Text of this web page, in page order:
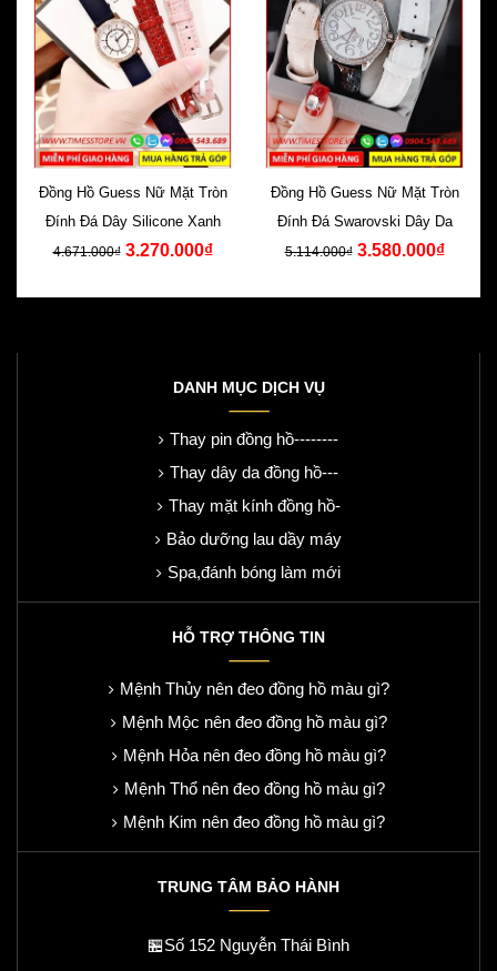
Đồng Hồ Guess Nữ Mặt Tròn
Đính Đá Dây Silicone Xanh
4.671.000₫ 3.270.000₫
Đồng Hồ Guess Nữ Mặt Tròn
Đính Đá Swarovski Dây Da
5.114.000₫ 3.580.000₫
DANH MỤC DỊCH VỤ
Thay pin đồng hồ--------
Thay dây da đồng hồ---
Thay mặt kính đồng hồ-
Bảo dưỡng lau dầy máy
Spa,đánh bóng làm mới
HỖ TRỢ THÔNG TIN
Mệnh Thủy nên đeo đồng hồ màu gì?
Mệnh Mộc nên đeo đồng hồ màu gì?
Mệnh Hỏa nên đeo đồng hồ màu gì?
Mệnh Thổ nên đeo đồng hồ màu gì?
Mệnh Kim nên đeo đồng hồ màu gì?
TRUNG TÂM BẢO HÀNH
🏪Số 152 Nguyễn Thái Bình